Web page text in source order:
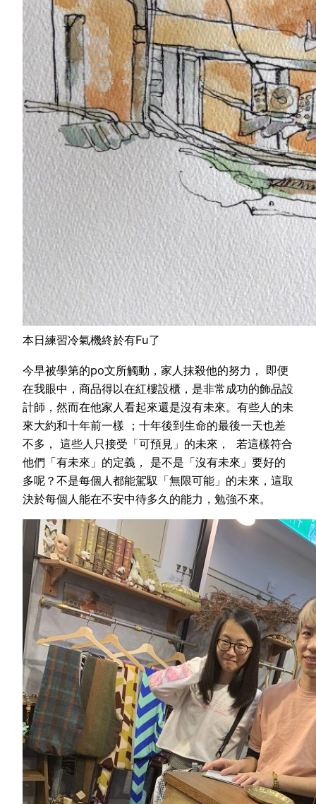
本日練習冷氣機終於有Fu了
今早被學第的po文所觸動，家人抹殺他的努力， 即便
在我眼中，商品得以在紅樓設櫃，是非常成功的飾品設
計師，然而在他家人看起來還是沒有未來。有些人的未
來大約和十年前一樣 ；十年後到生命的最後一天也差
不多， 這些人只接受「可預見」的未來， 若這樣符合
他們「有未來」的定義， 是不是「沒有未來」要好的
多呢？不是每個人都能駕馭「無限可能」的未來，這取
決於每個人能在不安中待多久的能力，勉強不來。